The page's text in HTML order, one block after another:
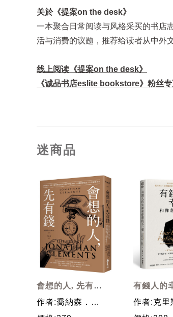
关於《提案on the desk》
一本聚合日常阅读与风格采买的书店
活与消费的议题，推荐给读者从中外
线上阅读《提案on the desk》
《诚品书店eslite bookstore》粉丝
迷商品
會想的人, 先有錢:
華爾街日報最受歡
迎財經作家的畢生
作者:喬納森．克
雷蒙
有錢人的
你想的不
只變有錢,
作者:克里
福．厄爾曼